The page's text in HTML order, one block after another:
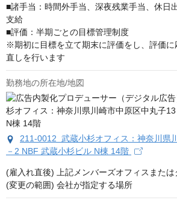
■諸手当：時間外手当、深夜残業手当、休日
支給
■評価：半期ごとの目標管理制度
※期初に目標を立て期末に評価をし、評価
直しを行います
勤務地の所在地/地図
211-0012 武蔵小杉オフィス：神奈川県
－2 NBF 武蔵小杉ビル N棟 14階
(雇入れ直後) 上記メンバーズオフィスまた
(変更の範囲) 会社が指定する場所